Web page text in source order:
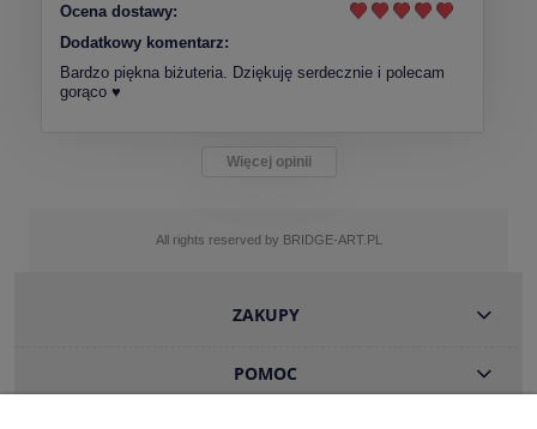
Ocena dostawy:
Dodatkowy komentarz:
Bardzo piękna biżuteria. Dziękuję serdecznie i polecam
gorąco ♥️
Więcej opinii
All rights reserved by BRIDGE-ART.PL
ZAKUPY
POMOC